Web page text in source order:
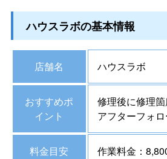
ハウスラボの基本情報
店舗名 ハウスラボ
おすすめポ
イント
修理後に修理
アフターフォ
料金目安 作業料金：